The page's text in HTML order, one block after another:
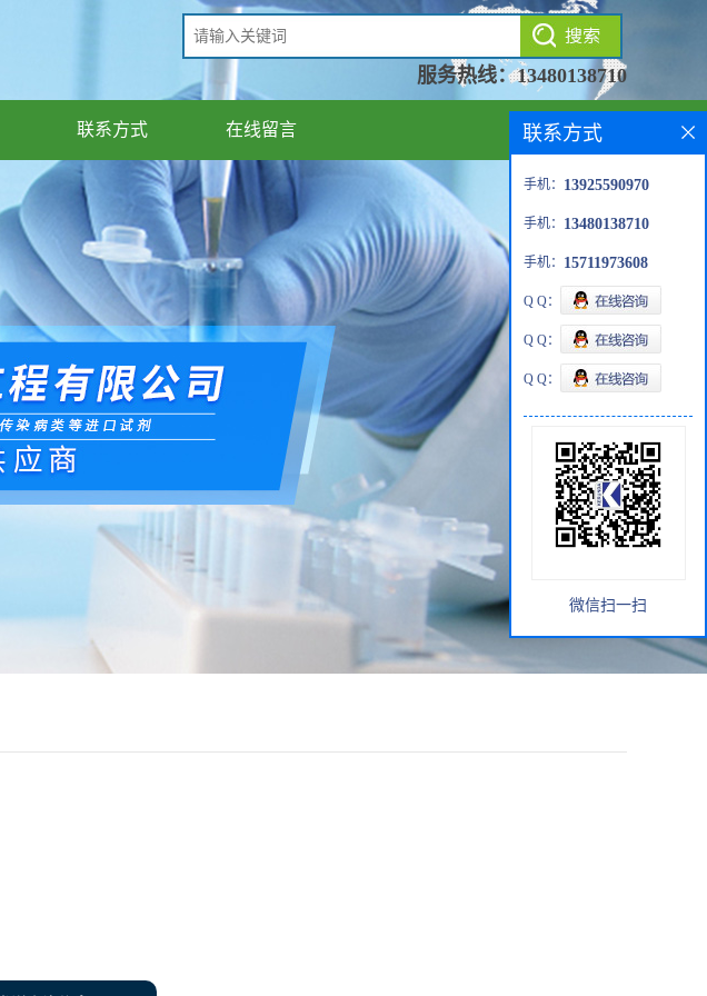
服务热线：13480138710
联系方式 在线留言 联系方式
手机： 13925590970
手机： 13480138710
手机： 15711973608
Q Q：
Q Q：
Q Q：
微信扫一扫